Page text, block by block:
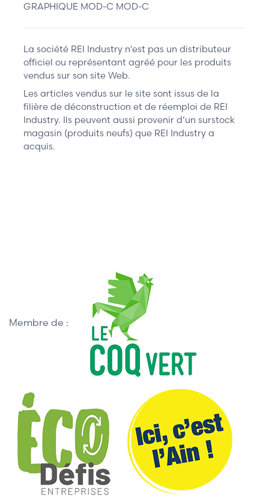
GRAPHIQUE MOD-C MOD-C
La société REI Industry n'est pas un distributeur
officiel ou représentant agréé pour les produits
vendus sur son site Web.
Les articles vendus sur le site sont issus de la
filière de déconstruction et de réemploi de REI
Industry. Ils peuvent aussi provenir d’un surstock
magasin (produits neufs) que REI Industry a
acquis.
Membre de :